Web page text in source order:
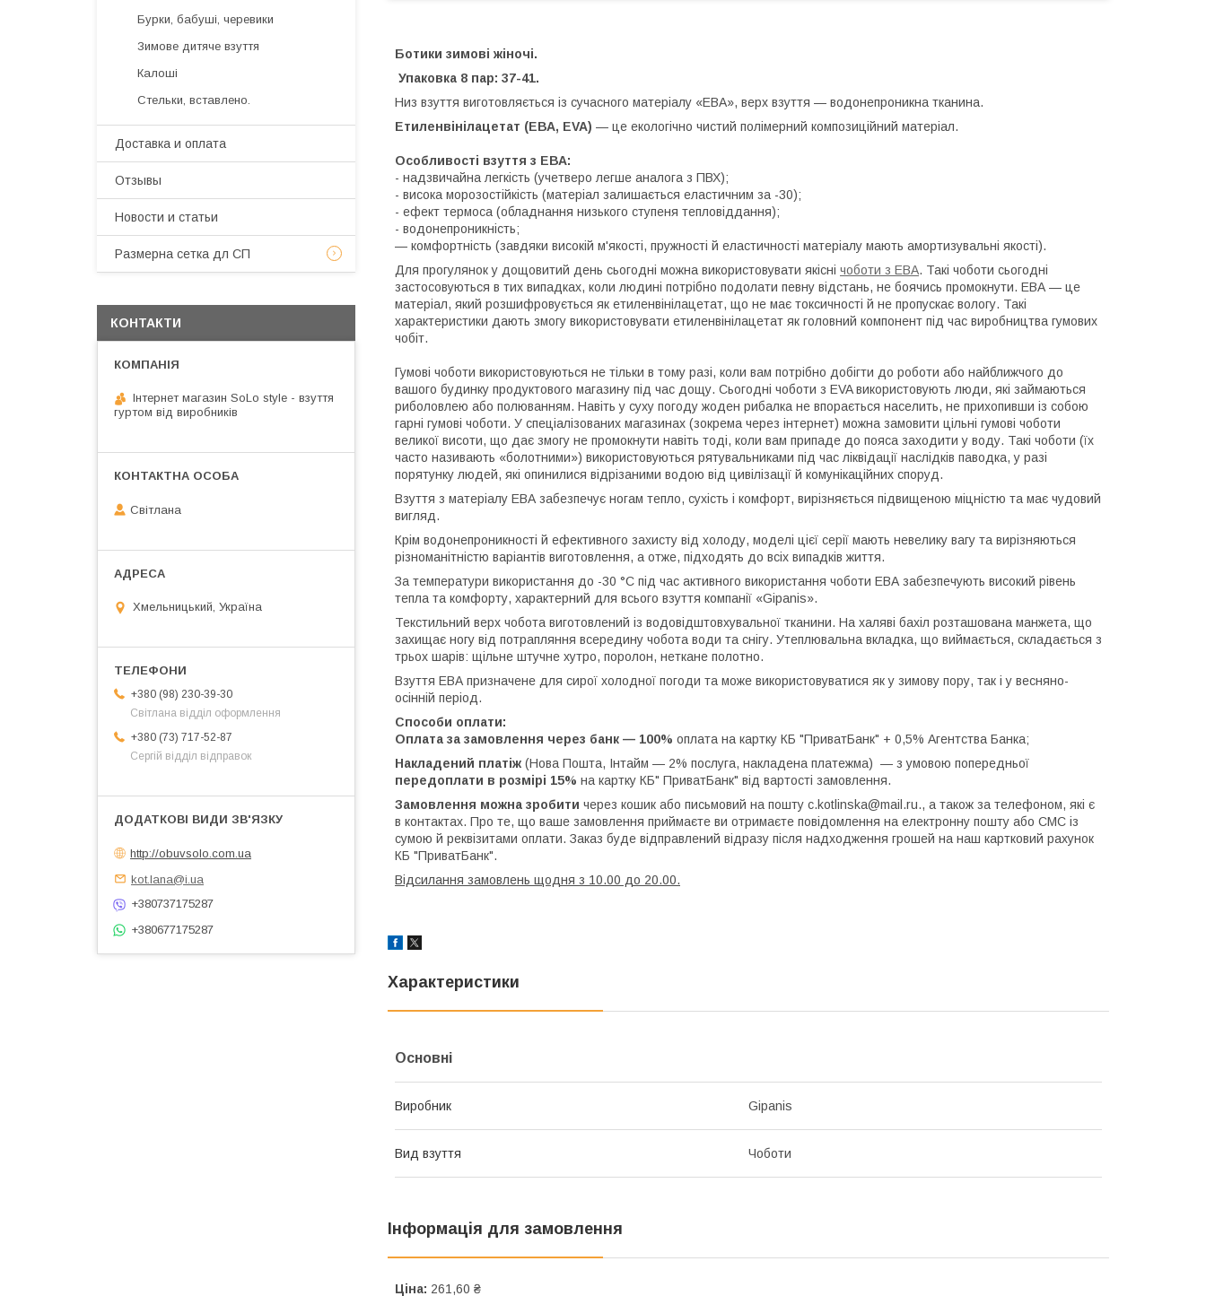
Ботики зимові жіночі.
Упаковка 8 пар: 37-41.
Низ взуття виготовляється із сучасного матеріалу «ЕВА», верх взуття — водонепроникна тканина.
Етиленвінілацетат (ЕВА, EVA) — це екологічно чистий полімерний композиційний матеріал.
Особливості взуття з ЕВА:
- надзвичайна легкість (учетверо легше аналога з ПВХ);
- висока морозостійкість (матеріал залишається еластичним за -30);
- ефект термоса (обладнання низького ступеня тепловіддання);
- водонепроникність;
— комфортність (завдяки високій м'якості, пружності й еластичності матеріалу мають амортизувальні якості).
Для прогулянок у дощовитий день сьогодні можна використовувати якісні чоботи з ЕВА. Такі чоботи сьогодні
застосовуються в тих випадках, коли людині потрібно подолати певну відстань, не боячись промокнути. ЕВА — це
матеріал, який розшифровується як етиленвінілацетат, що не має токсичності й не пропускає вологу. Такі
характеристики дають змогу використовувати етиленвінілацетат як головний компонент під час виробництва гумових
чобіт.
Гумові чоботи використовуються не тільки в тому разі, коли вам потрібно добігти до роботи або найближчого до
вашого будинку продуктового магазину під час дощу. Сьогодні чоботи з EVA використовують люди, які займаються
риболовлею або полюванням. Навіть у суху погоду жоден рибалка не впорається населить, не прихопивши із собою
гарні гумові чоботи. У спеціалізованих магазинах (зокрема через інтернет) можна замовити цільні гумові чоботи
великої висоти, що дає змогу не промокнути навіть тоді, коли вам припаде до пояса заходити у воду. Такі чоботи (їх
часто називають «болотними») використовуються рятувальниками під час ліквідації наслідків паводка, у разі
порятунку людей, які опинилися відрізаними водою від цивілізації й комунікаційних споруд.
Взуття з матеріалу ЕВА забезпечує ногам тепло, сухість і комфорт, вирізняється підвищеною міцністю та має чудовий
вигляд.
Крім водонепроникності й ефективного захисту від холоду, моделі цієї серії мають невелику вагу та вирізняються
різноманітністю варіантів виготовлення, а отже, підходять до всіх випадків життя.
За температури використання до -30 °C під час активного використання чоботи ЕВА забезпечують високий рівень
тепла та комфорту, характерний для всього взуття компанії «Gipanis».
Текстильний верх чобота виготовлений із водовідштовхувальної тканини. На халяві бахіл розташована манжета, що
захищає ногу від потрапляння всередину чобота води та снігу. Утеплювальна вкладка, що виймається, складається з
трьох шарів: щільне штучне хутро, поролон, неткане полотно.
Взуття ЕВА призначене для сирої холодної погоди та може використовуватися як у зимову пору, так і у весняно-
осінній період.
Способи оплати:
Оплата за замовлення через банк — 100% оплата на картку КБ "ПриватБанк" + 0,5% Агентства Банка;
Накладений платіж (Нова Пошта, Інтайм — 2% послуга, накладена платежма) — з умовою попередньої
передоплати в розмірі 15% на картку КБ" ПриватБанк" від вартості замовлення.
Замовлення можна зробити через кошик або письмовий на пошту c.kotlinska@mail.ru., а також за телефоном, які є
в контактах. Про те, що ваше замовлення приймаєте ви отримаєте повідомлення на електронну пошту або СМС із
сумою й реквізитами оплати. Заказ буде відправлений відразу після надходження грошей на наш картковий рахунок
КБ "ПриватБанк".
Відсилання замовлень щодня з 10.00 до 20.00.
Характеристики
Основні
Виробник Gipanis
Вид взуття Чоботи
Інформація для замовлення
Ціна: 261,60 ₴
Бурки, бабуші, черевики
Зимове дитяче взуття
Калоші
Стельки, вставлено.
Доставка и оплата
Отзывы
Новости и статьи
Размерна сетка дл СП
КОНТАКТИ
Інтернет магазин SoLo style - взуття
гуртом від виробників
Світлана
Хмельницький, Україна
+380 (98) 230-39-30
Світлана відділ оформлення
+380 (73) 717-52-87
Сергій відділ відправок
http://obuvsolo.com.ua
kot.lana@i.ua
+380737175287
+380677175287